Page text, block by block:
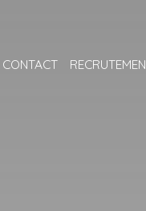
CONTACT